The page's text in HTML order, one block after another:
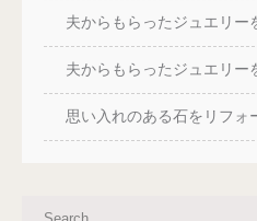
夫からもらったジュエリ
夫からもらったジュエリ
思い入れのある石をリフォ